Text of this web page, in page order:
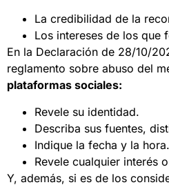
La credibilidad de la
Los intereses de los que
En la Declaración de 28/10/
reglamento sobre abuso del
plataformas sociales:
Revele su identidad.
Describa sus fuentes,
Indique la fecha y la hora.
Revele cualquier interés
Y, además, si es de los